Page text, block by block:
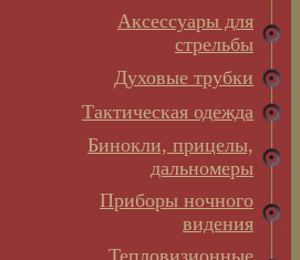
Аксессуары для
стрельбы
Духовые трубки
Тактическая одежда
Бинокли, прицелы,
дальномеры
Приборы ночного
видения
Тепловизионные